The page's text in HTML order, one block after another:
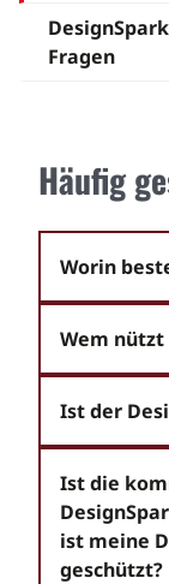
Fragen
Häufig
Worin
Wem nützt
Ist der
Ist die
ist meine
geschützt?